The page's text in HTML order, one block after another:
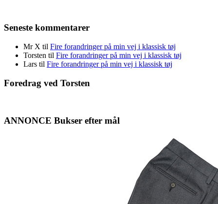
Seneste kommentarer
Mr X til Fire forandringer på min vej i klassisk tøj
Torsten til Fire forandringer på min vej i klassisk tøj
Lars til Fire forandringer på min vej i klassisk tøj
Foredrag ved Torsten
ANNONCE Bukser efter mål